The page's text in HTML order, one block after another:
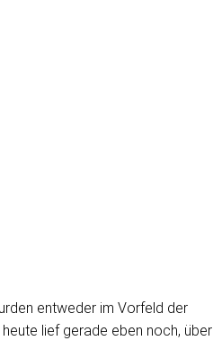
entweder im Vorfeld der
lief gerade eben noch, über